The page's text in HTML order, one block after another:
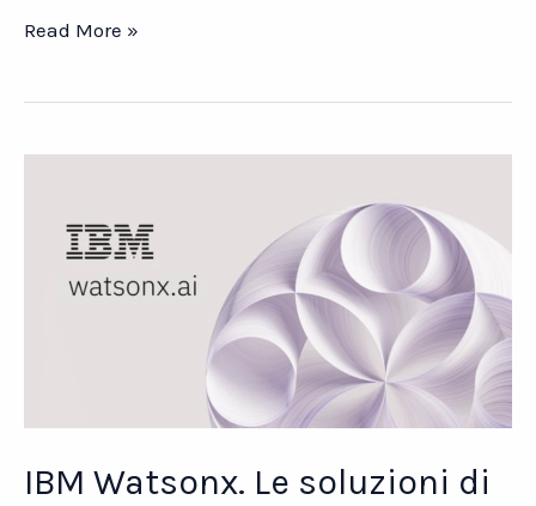
ICT
Italia
Read More »
IBM Watsonx. Le soluzioni di